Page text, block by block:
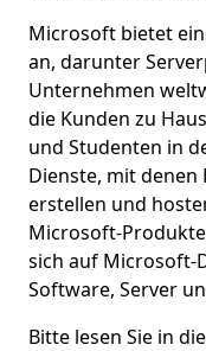
Microsoft bietet
an, darunter
Unternehmen
die Kunden zu
und Studenten in
Dienste, mit
erstellen und
Microsoft-
sich auf Microsoft-
Software, Server
Bitte lesen Sie in